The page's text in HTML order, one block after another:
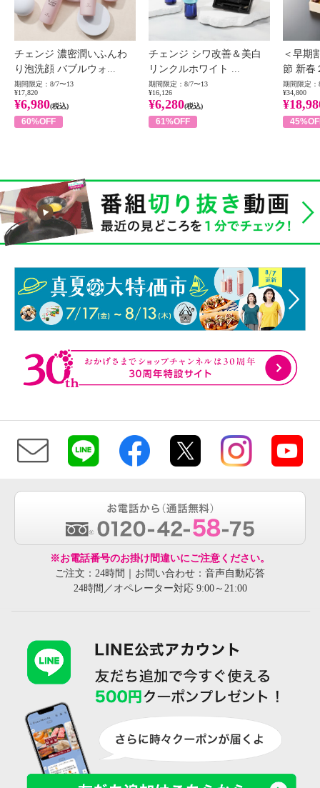
チェンジ 濃密潤いふんわ
り泡洗顔 バブルウォ...
期間限定：8/7〜13
¥17,820
¥6,980(税込)
60%OFF
チェンジ シワ改善＆美白
リンクルホワイト ...
期間限定：8/7〜13
¥16,126
¥6,280(税込)
61%OFF
＜早期
節 新春
期間限定：
¥34,800
※お電話番号のお掛け間違いにご注意ください。
ご注文：24時間｜お問い合わせ：音声自動応答
24時間／オペレーター対応 9:00～21:00